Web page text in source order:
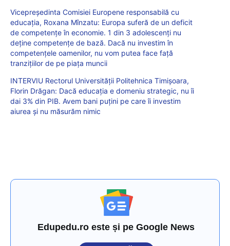
Vicepreședinta Comisiei Europene responsabilă cu
educația, Roxana Mînzatu: Europa suferă de un deficit
de competențe în economie. 1 din 3 adolescenți nu
deține competențe de bază. Dacă nu investim în
competențele oamenilor, nu vom putea face față
tranzițiilor de pe piața muncii
INTERVIU Rectorul Universității Politehnica Timișoara,
Florin Drăgan: Dacă educația e domeniu strategic, nu îi
dai 3% din PIB. Avem bani puțini pe care îi investim
aiurea și nu măsurăm nimic
Edupedu.ro este și pe Google News